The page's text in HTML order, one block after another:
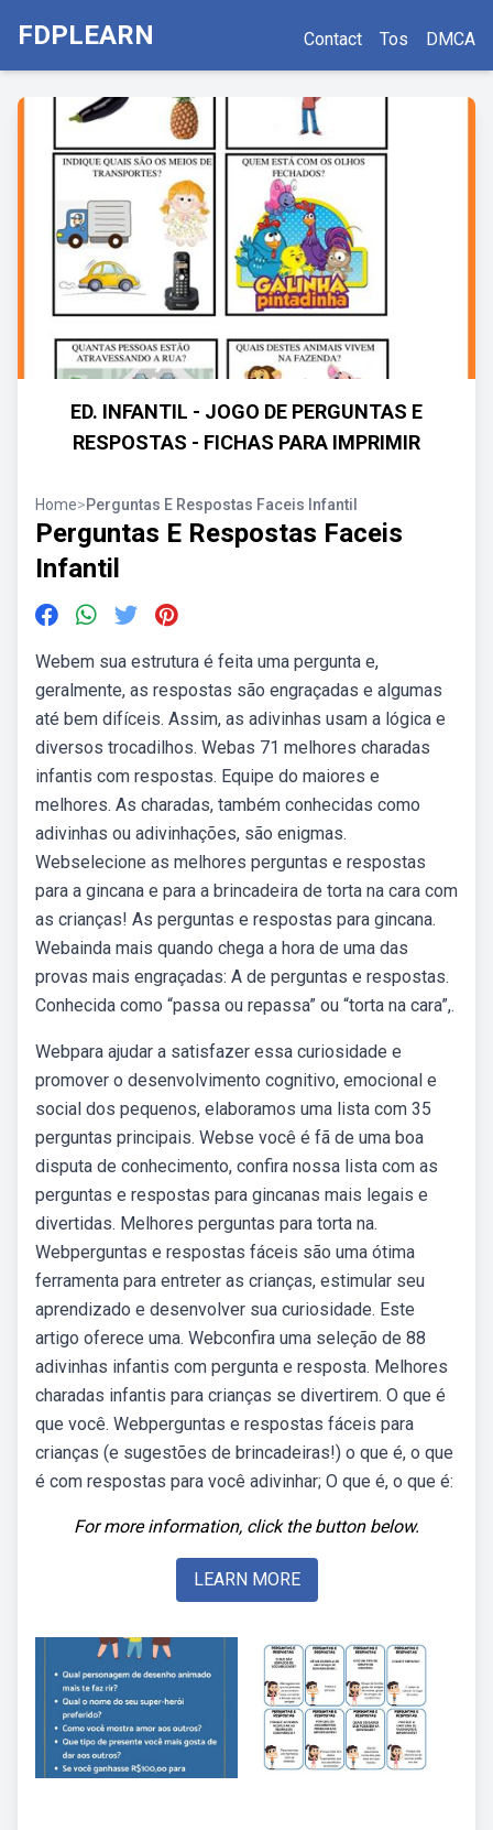
FDPLEARN Contact Tos DMCA
ED. INFANTIL - JOGO DE PERGUNTAS E
RESPOSTAS - FICHAS PARA IMPRIMIR
Home>Perguntas E Respostas Faceis Infantil
Perguntas E Respostas Faceis
Infantil
Webem sua estrutura é feita uma pergunta e,
geralmente, as respostas são engraçadas e algumas
até bem difíceis. Assim, as adivinhas usam a lógica e
diversos trocadilhos. Webas 71 melhores charadas
infantis com respostas. Equipe do maiores e
melhores. As charadas, também conhecidas como
adivinhas ou adivinhações, são enigmas.
Webselecione as melhores perguntas e respostas
para a gincana e para a brincadeira de torta na cara com
as crianças! As perguntas e respostas para gincana.
Webainda mais quando chega a hora de uma das
provas mais engraçadas: A de perguntas e respostas.
Conhecida como “passa ou repassa” ou “torta na cara”,.
Webpara ajudar a satisfazer essa curiosidade e
promover o desenvolvimento cognitivo, emocional e
social dos pequenos, elaboramos uma lista com 35
perguntas principais. Webse você é fã de uma boa
disputa de conhecimento, confira nossa lista com as
perguntas e respostas para gincanas mais legais e
divertidas. Melhores perguntas para torta na.
Webperguntas e respostas fáceis são uma ótima
ferramenta para entreter as crianças, estimular seu
aprendizado e desenvolver sua curiosidade. Este
artigo oferece uma. Webconfira uma seleção de 88
adivinhas infantis com pergunta e resposta. Melhores
charadas infantis para crianças se divertirem. O que é
que você. Webperguntas e respostas fáceis para
crianças (e sugestões de brincadeiras!) o que é, o que
é com respostas para você adivinhar; O que é, o que é:
For more information, click the button below.
LEARN MORE